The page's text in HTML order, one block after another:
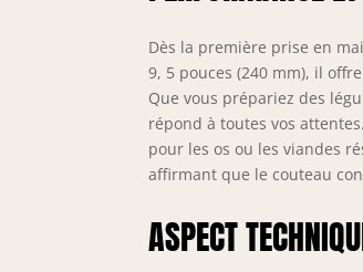
Dès la première prise en
9, 5 pouces (240 mm), il
Que vous prépariez des
répond à toutes vos
pour les os ou les viandes
affirmant que le couteau
ASPECT